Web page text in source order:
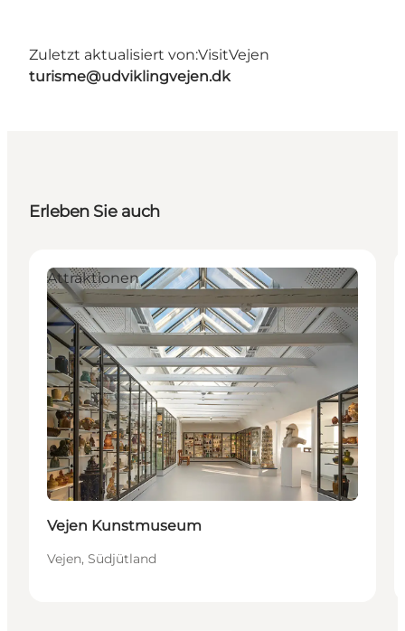
Zuletzt aktualisiert von:VisitVejen
turisme@udviklingvejen.dk
Erleben Sie auch
Attraktionen
Vejen Kunstmuseum
Vejen, Südjütland